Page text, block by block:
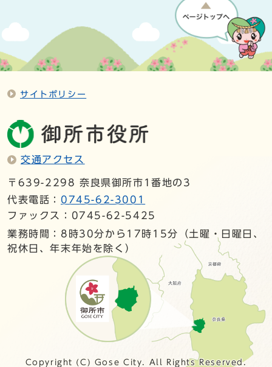
サイトポリシー
交通アクセス
〒639-2298 奈良県御所市1番地の3
代表電話： 0745-62-3001
ファックス：0745-62-5425
業務時間：8時30分から17時15分（土曜・日曜日、
祝休日、年末年始を除く）
Copyright (C) Gose City. All Rights Reserved.